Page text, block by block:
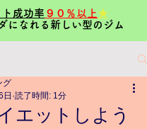
ト成功率 ９０％以上 ★
になれる新しい型のジム
エットしよう
グ
日 読了時間: 1分